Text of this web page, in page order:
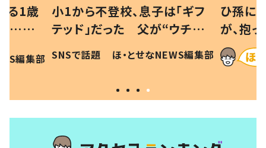
る1歳
…母
現行
編集部
小1から不登校、息子は「ギフ
テッド」だった 父が“ウチ給
食”を作り続ける理由とは #令
和の親 #令和の子
SNSで話題 ほ・とせなNEWS編集部
ひ孫に
が、抱
に「涙
方ない」